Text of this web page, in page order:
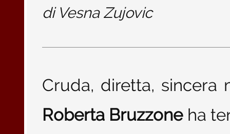
di Vesna Zujovic
Cruda, diretta, sincera
Roberta Bruzzoneha